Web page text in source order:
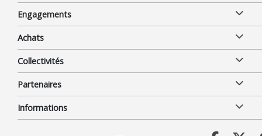
Engagements
Achats
Collectivités
Partenaires
Informations